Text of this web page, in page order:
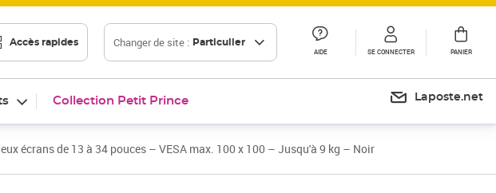
Accès rapides Changer de site : Particulier
AIDE SE CONNECTER PANIER
Collection Petit Prince Laposte.net
écrans de 13 à 34 pouces – VESA max. 100 x 100 – Jusqu'à 9 kg – Noir